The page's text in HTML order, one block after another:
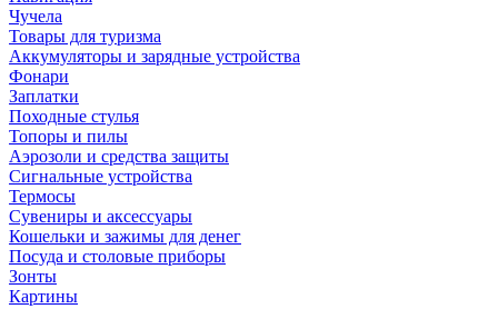
Чучела
Товары для туризма
Аккумуляторы и зарядные устройства
Фонари
Заплатки
Походные стулья
Топоры и пилы
Аэрозоли и средства защиты
Сигнальные устройства
Термосы
Сувениры и аксессуары
Кошельки и зажимы для денег
Посуда и столовые приборы
Зонты
Картины